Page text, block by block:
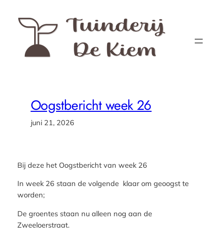
naar
Oogstbericht week 26
juni 21, 2026
Bij deze het Oogstbericht van week 26
In week 26 staan de volgende klaar om geoogst te
worden;
De groentes staan nu alleen nog aan de
Zweeloerstraat.